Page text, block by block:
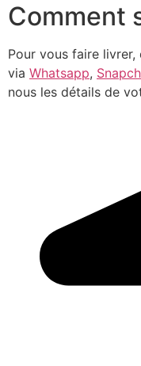
Comment
Pour vous faire
via Whatsapp,
nous les détails de